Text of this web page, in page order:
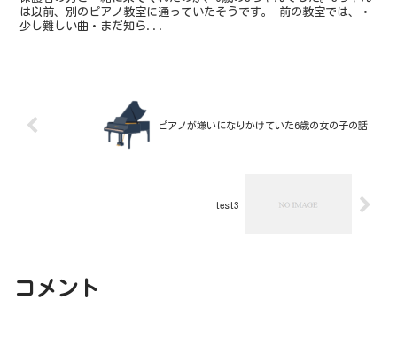
は以前、別のピアノ教室に通っていたそうです。 前の教室では、・
少し難しい曲・まだ知ら...
ピアノが嫌いになりかけていた6歳の女の子の話
test3
コメント